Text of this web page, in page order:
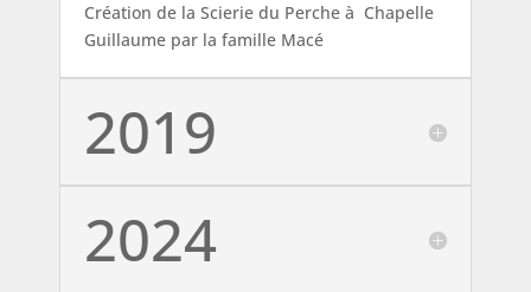
Création de la Scierie du Perche à Chapelle
Guillaume par la famille Macé
2019
2024